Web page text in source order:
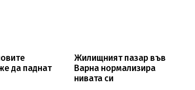
да паднат
Жилищният пазар във
Варна нормализира
нивата си